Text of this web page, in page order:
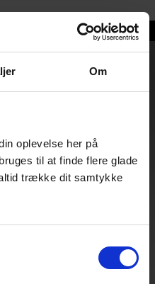
Om
oplevelse her på
til at finde flere glade
trække dit samtykke